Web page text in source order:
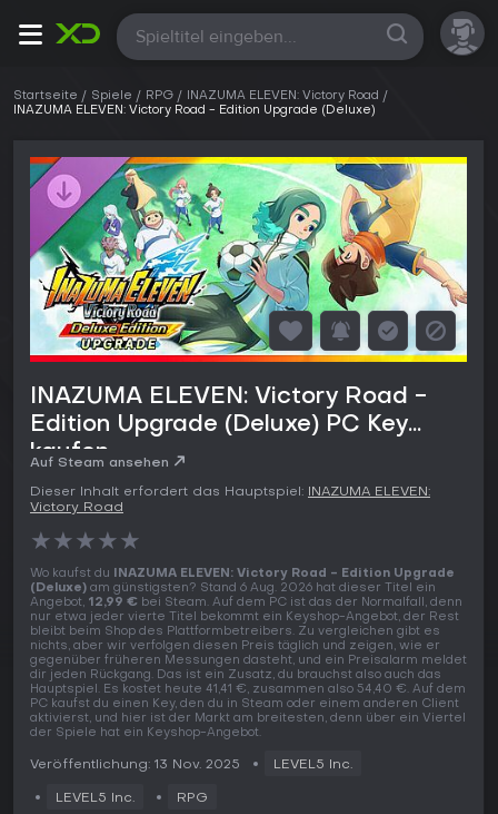
Alle
Startseite Spiele RPG
INAZUMA ELEVEN: Victory Road
INAZUMA ELEVEN: Victory Road - Edition Upgrade (Deluxe)
INAZUMA ELEVEN: Victory Road -
Edition Upgrade (Deluxe) PC Key
kaufen
Auf Steam ansehen
Dieser Inhalt erfordert das Hauptspiel:
INAZUMA ELEVEN:
Victory Road
★★★★★
Wo kaufst du
INAZUMA ELEVEN: Victory Road - Edition Upgrade
(Deluxe) am günstigsten? Stand 6 Aug. 2026 hat dieser Titel ein
Angebot, 12,99 € bei Steam. Auf dem PC ist das der Normalfall, denn
nur etwa jeder vierte Titel bekommt ein Keyshop-Angebot, der Rest
bleibt beim Shop des Plattformbetreibers. Zu vergleichen gibt es
nichts, aber wir verfolgen diesen Preis täglich und zeigen, wie er
gegenüber früheren Messungen dasteht, und ein Preisalarm meldet
dir jeden Rückgang. Das ist ein Zusatz, du brauchst also auch das
Hauptspiel. Es kostet heute 41,41 €, zusammen also 54,40 €. Auf dem
PC kaufst du einen Key, den du in Steam oder einem anderen Client
aktivierst, und hier ist der Markt am breitesten, denn über ein Viertel
der Spiele hat ein Keyshop-Angebot.
Veröffentlichung: 13 Nov. 2025 LEVEL5 Inc.
LEVEL5 Inc. RPG